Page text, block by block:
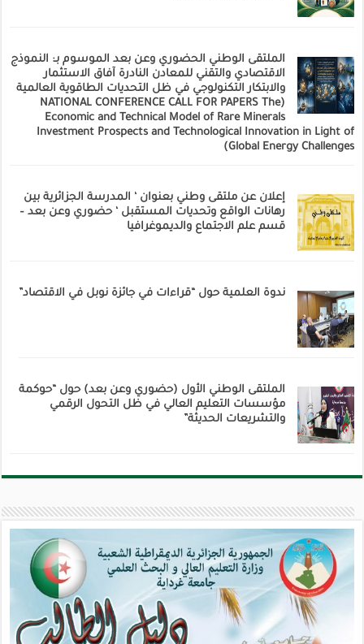
الملتقى الوطني الحضوري وعن بعد الموسوم بـ: النموذج
الاقتصادي والتقني للمعادن النادرة آفاق الاستثمار
والابتكار التكنولوجي في ظل التحديات الطاقوية العالمية
(NATIONAL CONFERENCE CALL FOR PAPERS The
Economic and Technical Model of Rare Minerals
Investment Prospects and Technological Innovation in Light of
Global Energy Challenges)
إعلان عن ملتقى وطني بعنوان ‘ المدرسة الجزائرية بين
رهانات الواقع وتحديات المستقبل ‘ حضوري وعن بعد –
قسم علم الاجتماع والديموغرافيا
ندوة العلمية حول “قراءات في جائزة نوبل في الاقتصاد”
الملتقى الوطني الأول (حضوري وعن بعد) حول “حوكمة
مؤسسات التعليم العالي في ظل التحول الرقمي
والتشريعات الحديثة”